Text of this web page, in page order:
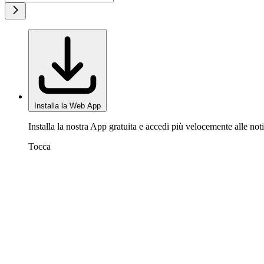
Installa la Web App
Installa la nostra App gratuita e accedi più velocemente alle
Tocca